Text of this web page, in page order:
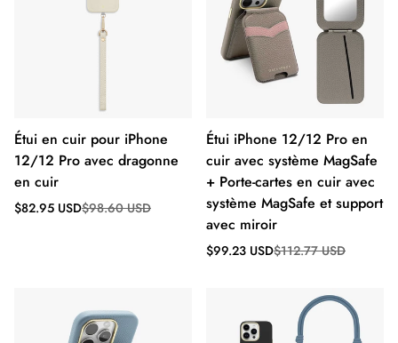
Étui en cuir pour iPhone
12/12 Pro avec dragonne
en cuir
Prix
$82.95 USD
Prix
$98.60 USD
Étui iPhone 12/12 Pro en
cuir avec système MagSafe
+ Porte-cartes en cuir avec
système MagSafe et support
avec miroir
Prix
$99.23 USD
Prix
$112.77 USD